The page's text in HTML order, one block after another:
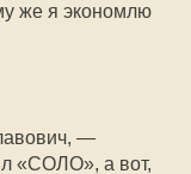
же я экономлю
—
«СОЛО», а вот,